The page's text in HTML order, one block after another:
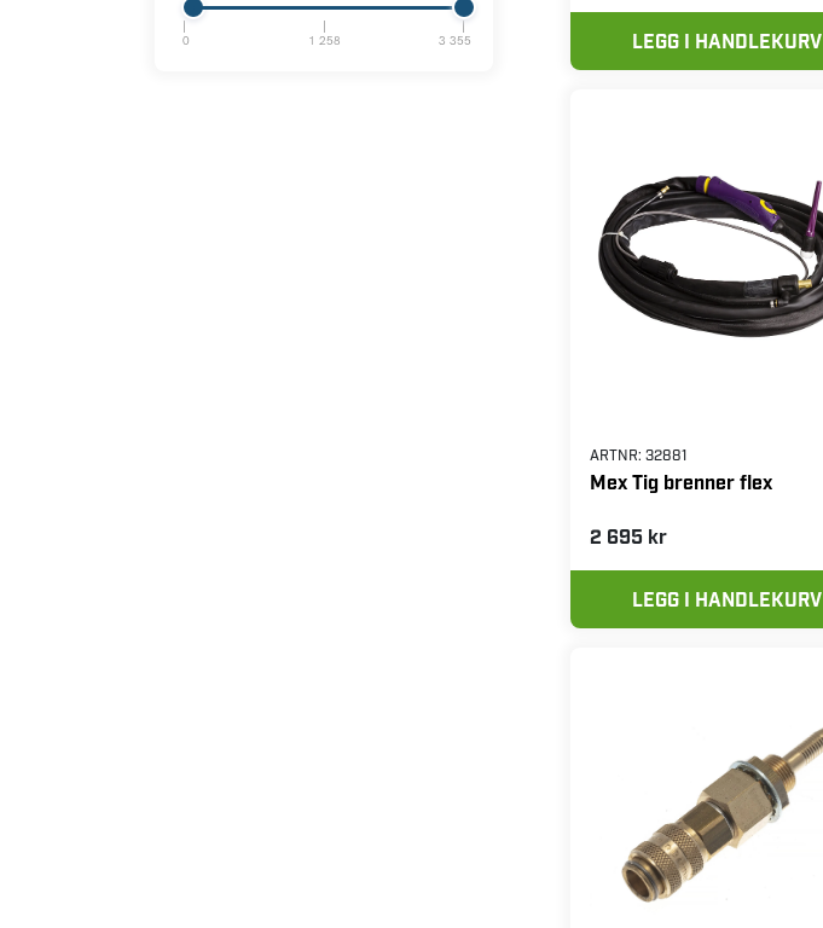
0 1 258 3 355 LEGG I HANDLEKURV
ARTNR: 32881
Mex Tig brenner flex
2 695 kr
LEGG I HANDLEKURV